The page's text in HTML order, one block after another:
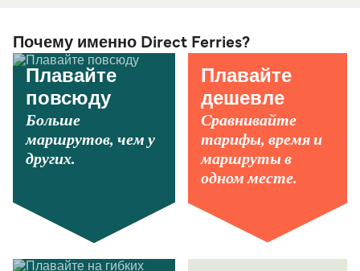
Почему именно Direct Ferries?
Плавайте
повсюду
Больше
маршрутов, чем у
других.
Плавайте
дешевле
Сравнивайте
тарифы, время и
маршруты в
одном месте.